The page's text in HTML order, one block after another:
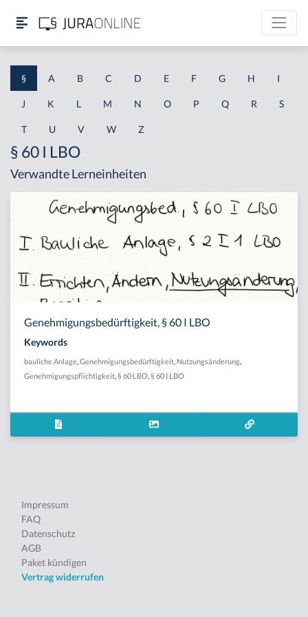
§ A B C D E F G H I
J K L M N O P Q R S
T U V W Z
§ 60 I LBO
Verwandte Lerneinheiten
Genehmigungsbedürftigkeit, § 60 I LBO
Keywords
bauliche Anlage Genehmigungsbedürftigkeit Nutzungsänderung
Genehmigungspflichtigkeit § 60 LBO § 60 I LBO
Impressum
FAQ
Datenschutz
AGB
Paket kündigen
Vertrag widerrufen